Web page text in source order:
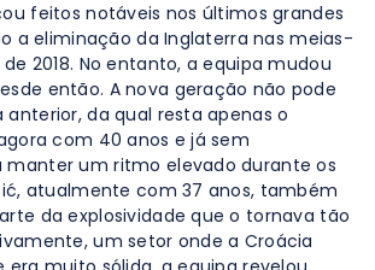
feitos notáveis nos últimos grandes
a eliminação da Inglaterra nas meias-
2018. No entanto, a equipa mudou
então. A nova geração não pode
da qual resta apenas o
com 40 anos e já sem
manter um ritmo elevado durante os
atualmente com 37 anos, também
da explosividade que o tornava tão
um setor onde a Croácia